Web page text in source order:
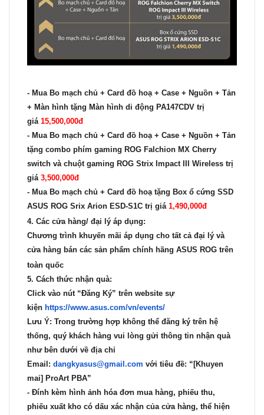
- Mua Bo mạch chủ + Card đồ hoạ + Case + Nguồn + Tản
+ Màn hình tặng Màn hình di động PA147CDV trị
giá 15,500,000đ
- Mua Bo mạch chủ + Card đồ hoạ + Case + Nguồn + Tản
tặng combo phím gaming ROG Falchion MX Cherry
switch và chuột gaming ROG Strix Impact III Wireless trị
giá 3,500,000đ
- Mua Bo mạch chủ + Card đồ hoạ tặng Box ổ cứng SSD
ASUS ROG Srix Arion ESD-S1C trị giá 1,490,000đ
4. Các cửa hàng/ đại lý áp dụng:
Chương trình khuyến mãi áp dụng cho tất cả đại lý và
cửa hàng bán các sản phẩm chính hãng ASUS ROG trên
toàn quốc
5. Cách thức nhận quà:
Click vào nút “Đăng Ký” trên website sự
kiện https://www.asus.com/vn/events/
Lưu Ý: Trong trường hợp không thể đăng ký trên hệ
thống, quý khách hàng vui lòng gửi thông tin nhận quà
như bên dưới về địa chỉ
Email: dangkyasus@gmail.com với tiêu đề: “[Khuyen
mai] ProArt PBA”
- Đính kèm hình ảnh hóa đơn mua hàng, phiếu thu,
phiếu xuất kho có dấu xác nhận của cửa hàng, thể hiện